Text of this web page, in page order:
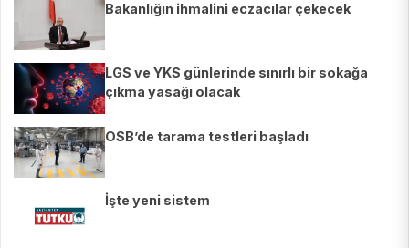
Bakanlığın ihmalini eczacılar çekecek
LGS ve YKS günlerinde sınırlı bir sokağa
çıkma yasağı olacak
OSB’de tarama testleri başladı
İşte yeni sistem